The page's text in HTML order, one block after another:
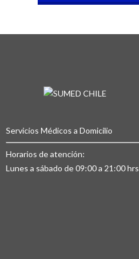
Servicios Médicos a Domicilio
Horarios de atención:
Lunes a sábado de 09:00 a 21:00 hrs